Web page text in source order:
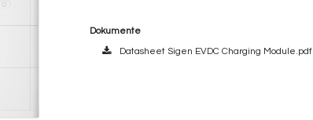
Dokumente
Datasheet Sigen EVDC Charging Module.pdf